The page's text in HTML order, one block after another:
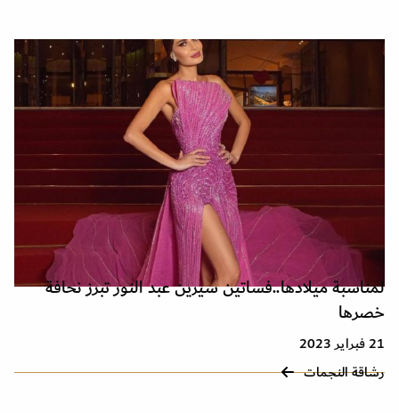
لمناسبة ميلادها..فساتين سيرين عبد النور تبرز نحافة
خصرها
21 فبراير 2023
رشاقة النجمات